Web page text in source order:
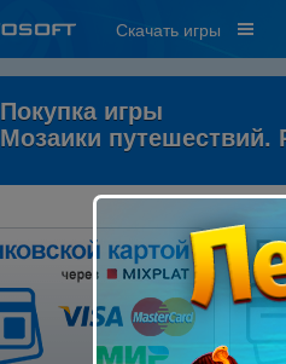
Скачать игры
Покупка игры
Мозаики путешествий.